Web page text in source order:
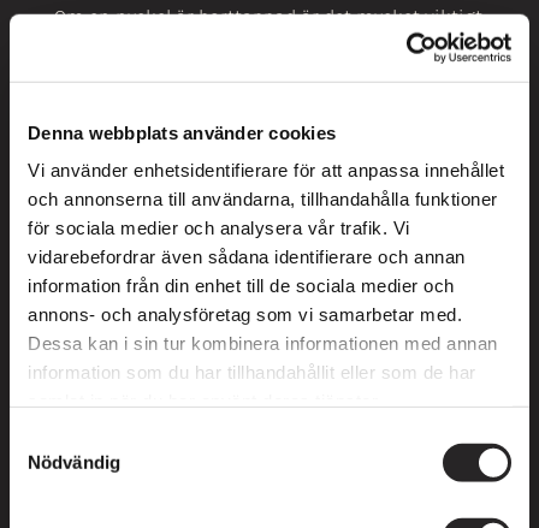
Denna webbplats använder cookies
Vi använder enhetsidentifierare för att anpassa innehållet
och annonserna till användarna, tillhandahålla funktioner
för sociala medier och analysera vår trafik. Vi
vidarebefordrar även sådana identifierare och annan
information från din enhet till de sociala medier och
annons- och analysföretag som vi samarbetar med.
Dessa kan i sin tur kombinera informationen med annan
information som du har tillhandahållit eller som de har
Nödvändig
Om en nyckel är borttappad är det mycket viktigt
att du du gör en förlustanmälan till styrelsen och
polisen, och skickar kopia av den till styrelsen.
återlämnas till ViRedo / Styrelsen innan avflytt.
Görs inte detta debiteras en avgift på 500kr per
bricka som ej återlämnas.
GARAGEPLATS OCH
INPASSERNINGSTAGG
Vid utträde ur föreningen (avflytt) sägs
befintligt kontrakt utan måste ställa sig sist i
kön. Du ansvarar själv för att lämna tillbaka